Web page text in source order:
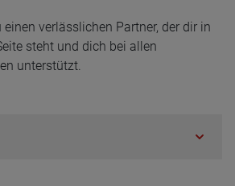
verlässlichen Partner, der dir in
steht und dich bei allen
unterstützt.